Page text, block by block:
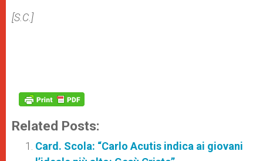
[S.C.]
Related Posts:
Card. Scola: “Carlo Acutis indica ai giovani